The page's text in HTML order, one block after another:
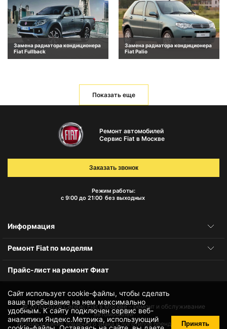
Замена радиатора кондиционера
Fiat Fullback
Замена радиатора кондиционера
Fiat Palio
Показать еще
Сайт использует cookie-файлы, чтобы сделать
ваше пребывание на нем максимально
удобным. К cайту подключен сервис веб-
аналитики Яндекс.Метрика, использующий
Принять
Ремонт автомобилей
Сервис Fiat в Москве
Режим работы:
с 9:00 до 21:00 без выходных
Заказать звонок
Информация
Ремонт Fiat по моделям
Прайс-лист на ремонт Фиат
© 2010-2026Сервис Fiat в Москве – ремонт и обслуживание
автомобилей
Использование товарного знака и логотипов бренда происходит